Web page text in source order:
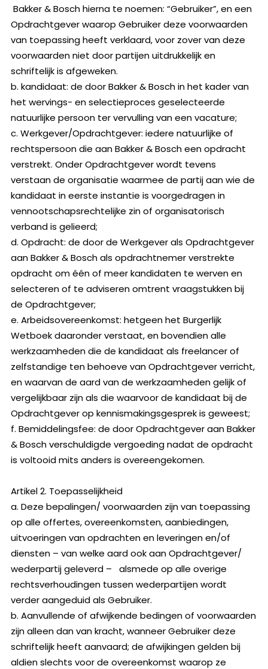
Bakker & Bosch hierna te noemen: “Gebruiker”, en een
Opdrachtgever waarop Gebruiker deze voorwaarden
van toepassing heeft verklaard, voor zover van deze
voorwaarden niet door partijen uitdrukkelijk en
schriftelijk is afgeweken.
b. kandidaat: de door Bakker & Bosch in het kader van
het wervings- en selectieproces geselecteerde
natuurlijke persoon ter vervulling van een vacature;
c. Werkgever/Opdrachtgever: iedere natuurlijke of
rechtspersoon die aan Bakker & Bosch een opdracht
verstrekt. Onder Opdrachtgever wordt tevens
verstaan de organisatie waarmee de partij aan wie de
kandidaat in eerste instantie is voorgedragen in
vennootschapsrechtelijke zin of organisatorisch
verband is gelieerd;
d. Opdracht: de door de Werkgever als Opdrachtgever
aan Bakker & Bosch als opdrachtnemer verstrekte
opdracht om één of meer kandidaten te werven en
selecteren of te adviseren omtrent vraagstukken bij
de Opdrachtgever;
e. Arbeidsovereenkomst: hetgeen het Burgerlijk
Wetboek daaronder verstaat, en bovendien alle
werkzaamheden die de kandidaat als freelancer of
zelfstandige ten behoeve van Opdrachtgever verricht,
en waarvan de aard van de werkzaamheden gelijk of
vergelijkbaar zijn als die waarvoor de kandidaat bij de
Opdrachtgever op kennismakingsgesprek is geweest;
f. Bemiddelingsfee: de door Opdrachtgever aan Bakker
& Bosch verschuldigde vergoeding nadat de opdracht
is voltooid mits anders is overeengekomen.
Artikel 2. Toepasselijkheid
a. Deze bepalingen/ voorwaarden zijn van toepassing
op alle offertes, overeenkomsten, aanbiedingen,
uitvoeringen van opdrachten en leveringen en/of
diensten – van welke aard ook aan Opdrachtgever/
wederpartij geleverd – alsmede op alle overige
rechtsverhoudingen tussen wederpartijen wordt
verder aangeduid als Gebruiker.
b. Aanvullende of afwijkende bedingen of voorwaarden
zijn alleen dan van kracht, wanneer Gebruiker deze
schriftelijk heeft aanvaard; de afwijkingen gelden bij
aldien slechts voor de overeenkomst waarop ze